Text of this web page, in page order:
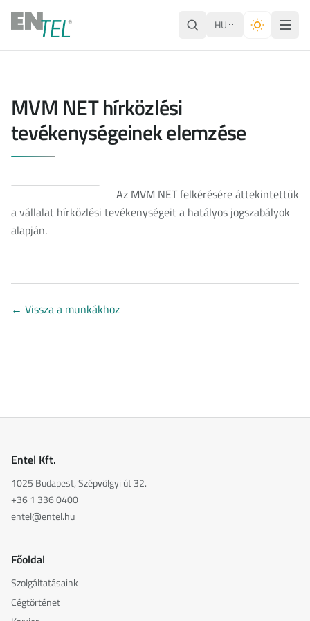
HU
MVM NET hírközlési
tevékenységeinek elemzése
Az MVM NET felkérésére áttekintettük
a vállalat hírközlési tevékenységeit a hatályos jogszabályok
alapján.
← Vissza a munkákhoz
Entel Kft.
1025 Budapest, Szépvölgyi út 32.
+36 1 336 0400
entel@entel.hu
Főoldal
Szolgáltatásaink
Cégtörténet